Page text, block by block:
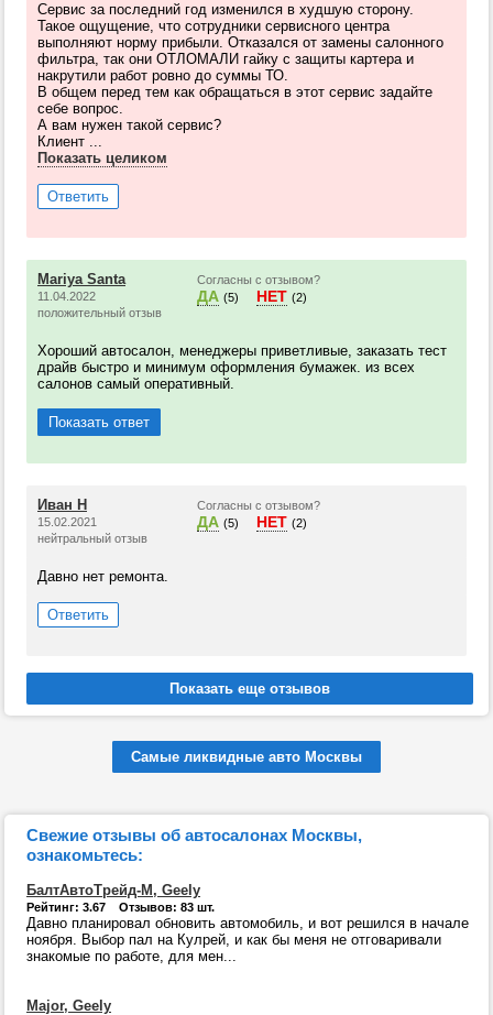
Сервис за последний год изменился в худшую сторону.
Такое ощущение, что сотрудники сервисного центра
выполняют норму прибыли. Отказался от замены салонного
фильтра, так они ОТЛОМАЛИ гайку с защиты картера и
накрутили работ ровно до суммы ТО.
В общем перед тем как обращаться в этот сервис задайте
себе вопрос.
А вам нужен такой сервис?
Клиент ...
Показать целиком
Ответить
Mariya Santa
11.04.2022
положительный отзыв
Согласны с отзывом?
ДА (5) НЕТ (2)
Хороший автосалон, менеджеры приветливые, заказать тест
драйв быстро и минимум оформления бумажек. из всех
салонов самый оперативный.
Показать ответ
Иван Н
15.02.2021
нейтральный отзыв
Согласны с отзывом?
ДА (5) НЕТ (2)
Давно нет ремонта.
Ответить
Самые ликвидные авто Москвы
Свежие отзывы об автосалонах Москвы,
ознакомьтесь:
БалтАвтоТрейд-М, Geely
Рейтинг: 3.67 Отзывов: 83 шт.
Давно планировал обновить автомобиль, и вот решился в начале
ноября. Выбор пал на Кулрей, и как бы меня не отговаривали
знакомые по работе, для мен...
Major, Geely